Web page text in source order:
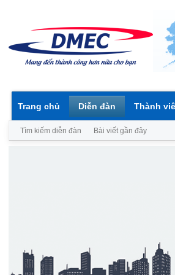
Trang chủ Diễn đàn
Tìm kiếm diễn đàn Bài viết gần đây
Thành